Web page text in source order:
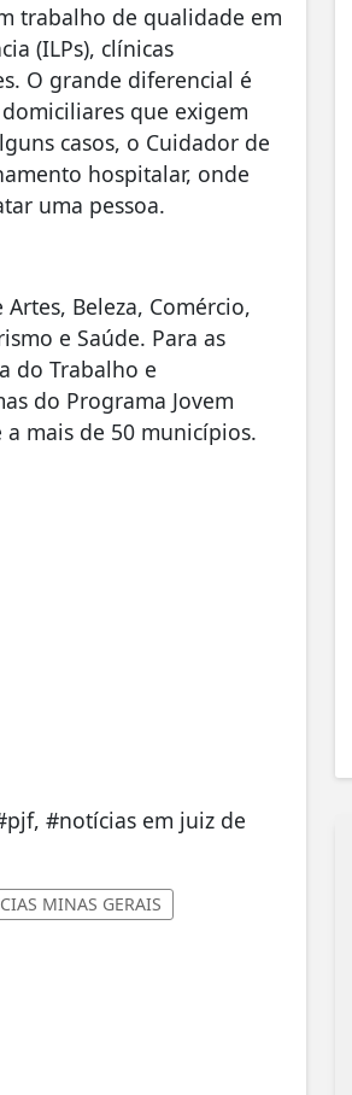
trabalho de qualidade em
(ILPs), clínicas
O grande diferencial é
que exigem
casos, o Cuidador de
hospitalar, onde
uma pessoa.
Beleza, Comércio,
e Saúde. Para as
do Trabalho e
do Programa Jovem
mais de 50 municípios.
#notícias em juiz de
MINAS GERAIS